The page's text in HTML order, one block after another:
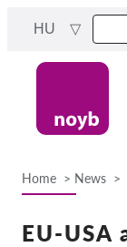
content
HU
Home News
EU-USA